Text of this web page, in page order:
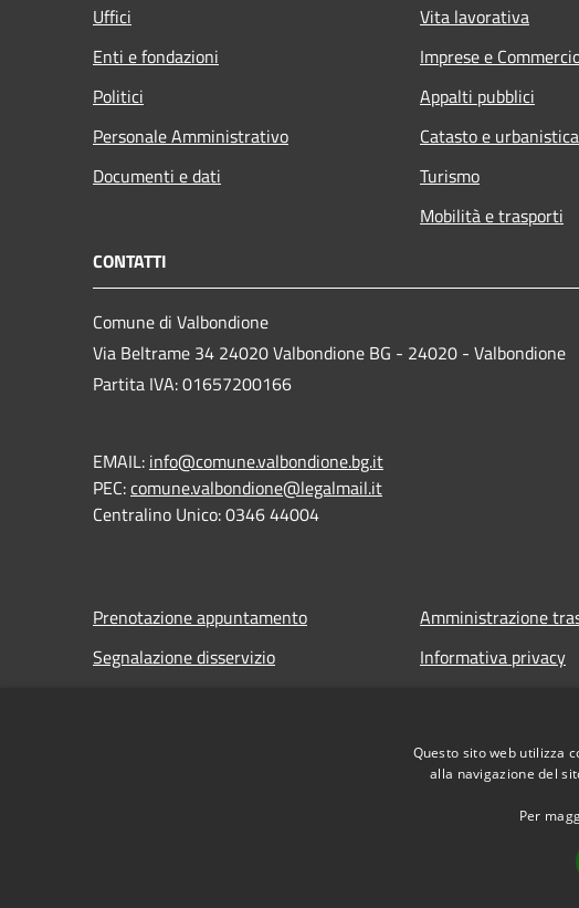
Uffici
Enti e fondazioni
Politici
Personale Amministrativo
Documenti e dati
Vita lavorativa
Imprese e
Appalti pubblici
Catasto e urbanistica
Turismo
Mobilità e trasporti
CONTATTI
Comune di Valbondione
Via Beltrame 34 24020 Valbondione BG - 24020 - Valbondione
Partita IVA: 01657200166
EMAIL: info@comune.valbondione.bg.it
PEC:comune.valbondione@legalmail.it
Centralino Unico: 0346 44004
Prenotazione appuntamento
Segnalazione disservizio
Amministrazione
Informativa privacy
Dichiarazione di
Questo sito web utilizza
alla navigazione del
Per